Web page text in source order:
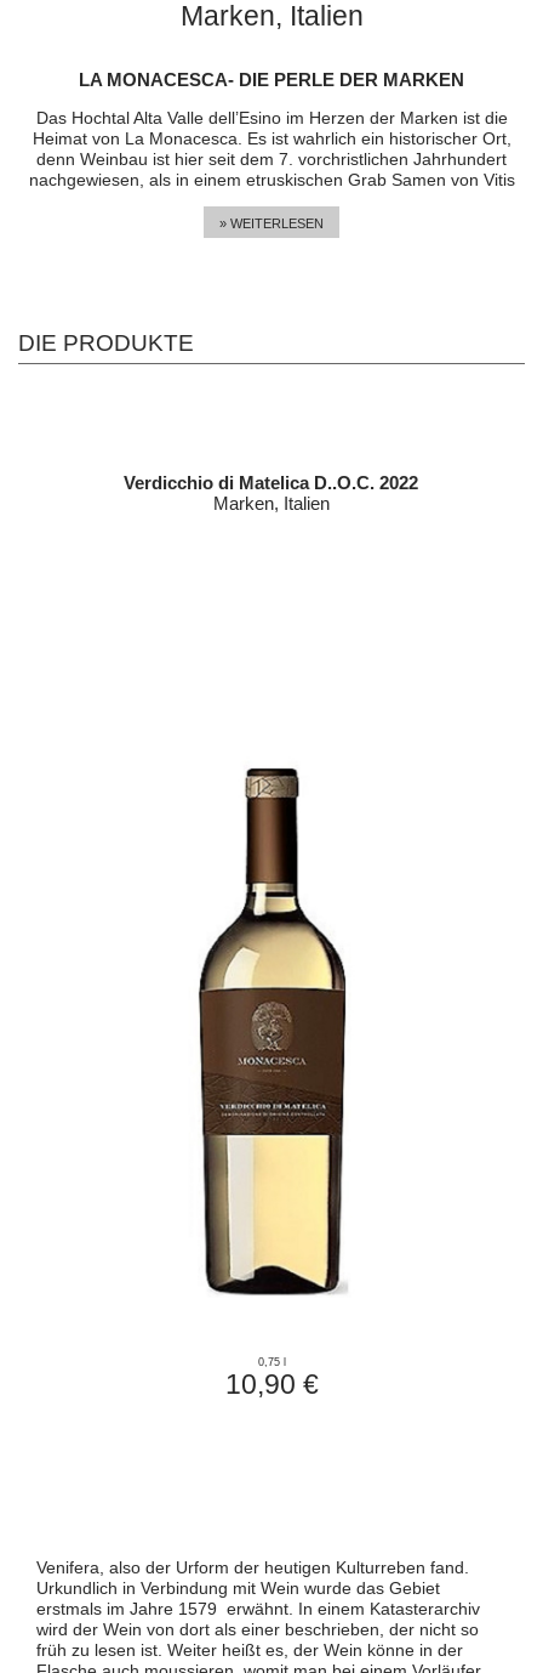
Marken, Italien
LA MONACESCA- DIE PERLE DER MARKEN
Das Hochtal Alta Valle dell’Esino im Herzen der Marken ist die
Heimat von La Monacesca. Es ist wahrlich ein historischer Ort,
denn Weinbau ist hier seit dem 7. vorchristlichen Jahrhundert
nachgewiesen, als in einem etruskischen Grab Samen von Vitis
» WEITERLESEN
DIE PRODUKTE
Verdicchio di Matelica D..O.C. 2022
Marken, Italien
0,75 l
10,90 €
Venifera, also der Urform der heutigen Kulturreben fand.
Urkundlich in Verbindung mit Wein wurde das Gebiet
erstmals im Jahre 1579 erwähnt. In einem Katasterarchiv
wird der Wein von dort als einer beschrieben, der nicht so
früh zu lesen ist. Weiter heißt es, der Wein könne in der